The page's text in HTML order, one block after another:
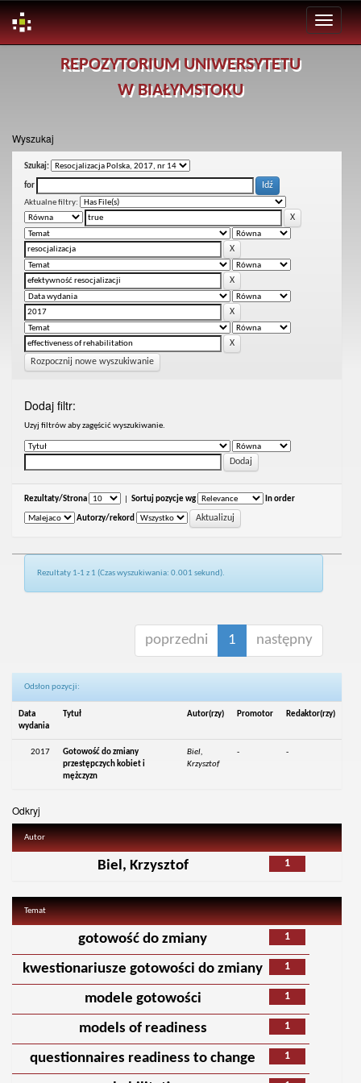
REPOZYTORIUM UNIWERSYTETU
W BIAŁYMSTOKU
Wyszukaj
Szukaj:
for
Aktualne filtry:
Rozpocznij nowe wyszukiwanie
Dodaj filtr:
Uzyj filtrów aby zagęścić wyszukiwanie.
Rezultaty/Strona Sortuj pozycje wg In order
Autorzy/rekord
Rezultaty 1-1 z 1 (Czas wyszukiwania: 0.001 sekund).
poprzedni 1 następny
Odsłon pozycji:
Data
wydania
Tytuł Autor(rzy) Promotor Redaktor(rzy)
2017
Gotowość do zmiany
przestępczych kobiet i
mężczyzn
Biel,
Krzysztof
- -
Odkryj
Autor
1
Biel, Krzysztof
Temat
1
gotowość do zmiany
1
kwestionariusze gotowości do zmiany
1
modele gotowości
1
models of readiness
1
questionnaires readiness to change